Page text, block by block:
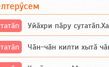
Уйăхри пăру
Чăн-чăн килти хытă